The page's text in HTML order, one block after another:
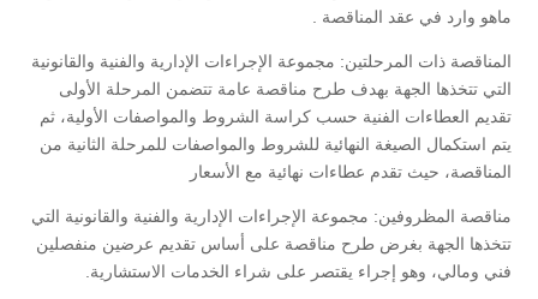
ماهو وارد في عقد المناقصة .
المناقصة ذات المرحلتين: مجموعة الإجراءات الإدارية والفنية والقانونية
التي تتخذها الجهة بهدف طرح مناقصة عامة تتضمن المرحلة الأولى
تقديم العطاءات الفنية حسب كراسة الشروط والمواصفات الأولية، ثم
يتم استكمال الصيغة النهائية للشروط والمواصفات للمرحلة الثانية من
المناقصة، حيث تقدم عطاءات نهائية مع الأسعار
مناقصة المظروفين: مجموعة الإجراءات الإدارية والفنية والقانونية التي
تتخذها الجهة بغرض طرح مناقصة على أساس تقديم عرضين منفصلين
فني ومالي، وهو إجراء يقتصر على شراء الخدمات الاستشارية.